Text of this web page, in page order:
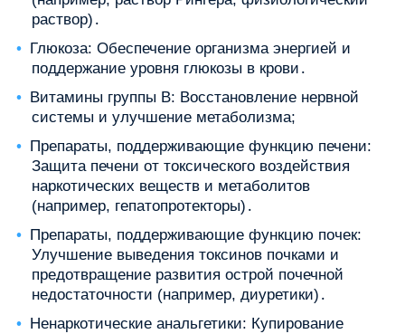
раствор)․
Глюкоза: Обеспечение организма энергией и
поддержание уровня глюкозы в крови․
Витамины группы B: Восстановление нервной
системы и улучшение метаболизма;
Препараты, поддерживающие функцию печени:
Защита печени от токсического воздействия
наркотических веществ и метаболитов
(например, гепатопротекторы)․
Препараты, поддерживающие функцию почек:
Улучшение выведения токсинов почками и
предотвращение развития острой почечной
недостаточности (например, диуретики)․
Ненаркотические анальгетики: Купирование